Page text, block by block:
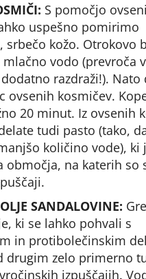
S pomočjo
uspešno pomirimo
srbečo kožo. Otrokovo
vodo (prevroča
razdraži!). Nato
ovsenih kosmičev.
20 minut. Iz ovsenih
tudi pasto (tako,
količino vode), ki
območja, na katerih so
SANDALOVINE:
ki se lahko pohvali s
in protibolečinskim
drugim zelo primerno
izpuščajih.